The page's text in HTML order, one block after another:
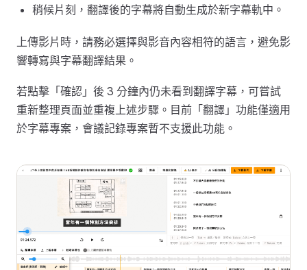
稍候片刻，翻譯後的字幕將自動生成於新字幕軌中。
上傳影片時，請務必選擇與影音內容相符的語言，避免影
響轉寫與字幕翻譯結果。
若點擊「確認」後 3 分鐘內仍未看到翻譯字幕，可嘗試
重新整理頁面並重複上述步驟。目前「翻譯」功能僅適用
於字幕專案，會議記錄專案暫不支援此功能。